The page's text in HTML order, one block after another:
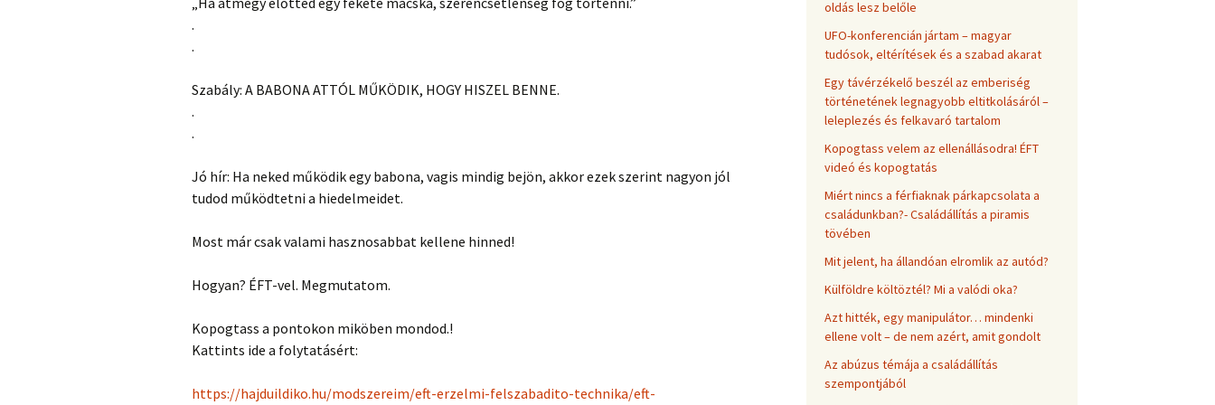
foglalkozások
.
.
Szabály: A BABONA ATTÓL MŰKÖDIK, HOGY HISZEL BENNE.
.
.
Jó hír: Ha neked működik egy babona, vagis mindig bejön, akkor ezek szerint nagyon jól
tudod működtetni a hiedelmeidet.
Most már csak valami hasznosabbat kellene hinned!
Hogyan? ÉFT-vel. Megmutatom.
Kopogtass a pontokon miköben mondod.!
Kattints ide a folytatásért:
https://hajduildiko.hu/modszereim/eft-erzelmi-felszabadito-technika/eft-
oldás lesz belőle
UFO-konferencián jártam – magyar
tudósok, eltérítések és a szabad akarat
Egy távérzékelő beszél az emberiség
történetének legnagyobb eltitkolásáról –
leleplezés és felkavaró tartalom
Kopogtass velem az ellenállásodra! ÉFT
videó és kopogtatás
Miért nincs a férfiaknak párkapcsolata a
családunkban?- Családállítás a piramis
tövében
Mit jelent, ha állandóan elromlik az autód?
Külföldre költöztél? Mi a valódi oka?
Azt hitték, egy manipulátor… mindenki
ellene volt – de nem azért, amit gondolt
Az abúzus témája a családállítás
szempontjából